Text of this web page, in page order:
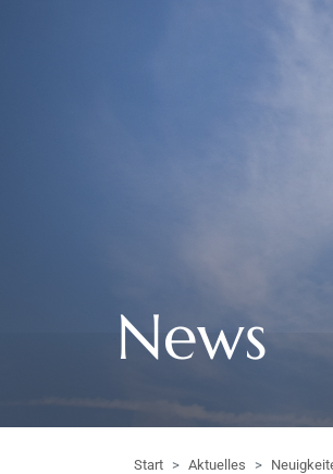
News
Start Aktuelles